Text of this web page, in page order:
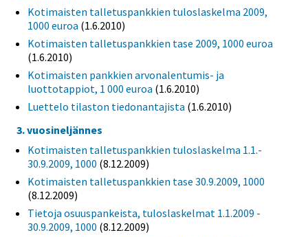
Kotimaisten talletuspankkien tuloslaskelma 2009,
1000 euroa (1.6.2010)
Kotimaisten talletuspankkien tase 2009, 1000 euroa
(1.6.2010)
Kotimaisten pankkien arvonalentumis- ja
luottotappiot, 1 000 euroa (1.6.2010)
Luettelo tilaston tiedonantajista (1.6.2010)
3. vuosineljännes
Kotimaisten talletuspankkien tuloslaskelma 1.1.-
30.9.2009, 1000 (8.12.2009)
Kotimaisten talletuspankkien tase 30.9.2009, 1000
(8.12.2009)
Tietoja osuuspankeista, tuloslaskelmat 1.1.2009 -
30.9.2009, 1000 (8.12.2009)